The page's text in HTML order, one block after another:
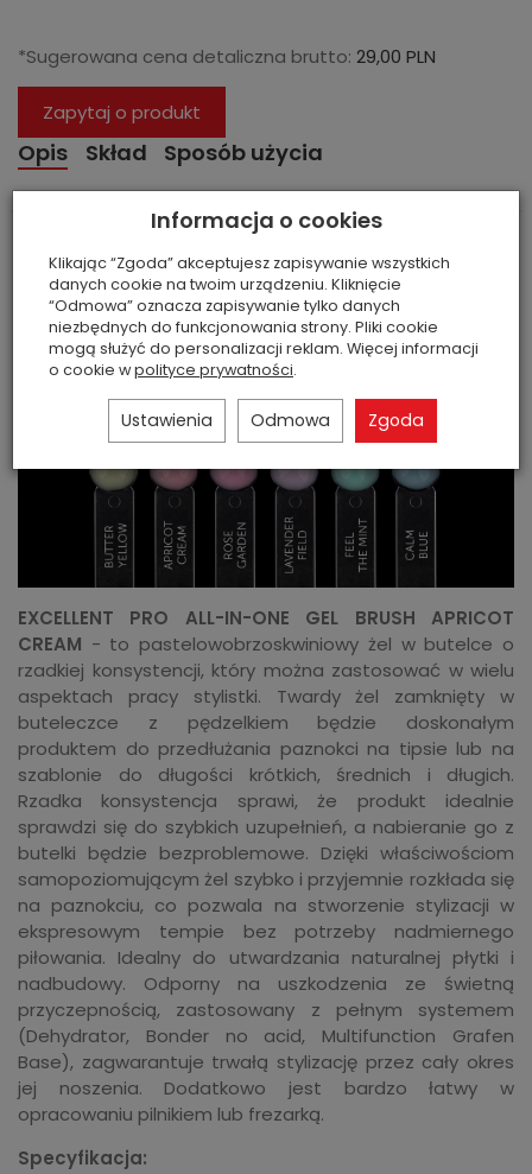
*Sugerowana cena detaliczna brutto: 29,00 PLN
Zapytaj o produkt
Opis Skład Sposób użycia
EXCELLENT PRO ALL-IN-ONE GEL BRUSH APRICOT
CREAM - to pastelowobrzoskwiniowy żel w butelce o
rzadkiej konsystencji, który można zastosować w wielu
aspektach pracy stylistki. Twardy żel zamknięty w
buteleczce z pędzelkiem będzie doskonałym
produktem do przedłużania paznokci na tipsie lub na
szablonie do długości krótkich, średnich i długich.
Rzadka konsystencja sprawi, że produkt idealnie
sprawdzi się do szybkich uzupełnień, a nabieranie go z
butelki będzie bezproblemowe. Dzięki właściwościom
samopoziomującym żel szybko i przyjemnie rozkłada się
na paznokciu, co pozwala na stworzenie stylizacji w
ekspresowym tempie bez potrzeby nadmiernego
piłowania. Idealny do utwardzania naturalnej płytki i
nadbudowy. Odporny na uszkodzenia ze świetną
przyczepnością, zastosowany z pełnym systemem
(Dehydrator, Bonder no acid, Multifunction Grafen
Base), zagwarantuje trwałą stylizację przez cały okres
jej noszenia. Dodatkowo jest bardzo łatwy w
opracowaniu pilnikiem lub frezarką.
Specyfikacja:
Informacja o cookies
Klikając “Zgoda” akceptujesz zapisywanie wszystkich
danych cookie na twoim urządzeniu. Kliknięcie
“Odmowa” oznacza zapisywanie tylko danych
niezbędnych do funkcjonowania strony. Pliki cookie
mogą służyć do personalizacji reklam. Więcej informacji
o cookie wpolityce prywatności.
Ustawienia Odmowa Zgoda